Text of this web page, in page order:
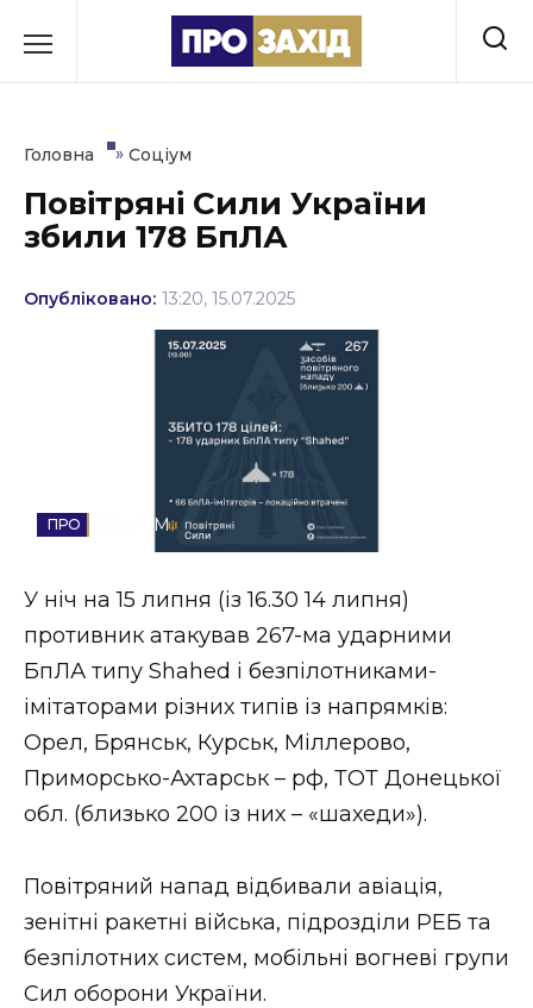
до
Культура
Освіта
Стиль життя
Втрачений Ужгород
Втрачений Ужгород (відеоверсія)
ЗАКАРПАТСЬКІ НОВИНИ
НОВИНИ ЗАХІДНОЇ УКРАЇНИ
ФОТО
Головна » Соціум
Повітряні Сили України
збили 178 БпЛА
Опубліковано: 13:20, 15.07.2025
СОЦІУМ
У ніч на 15 липня (із 16.30 14 липня)
противник атакував 267-ма ударними
БпЛА типу Shahed і безпілотниками-
імітаторами різних типів із напрямків:
Орел, Брянськ, Курськ, Міллерово,
Приморсько-Ахтарськ – рф, ТОТ Донецької
обл. (близько 200 із них – «шахеди»).
Повітряний напад відбивали авіація,
зенітні ракетні війська, підрозділи РЕБ та
безпілотних систем, мобільні вогневі групи
Сил оборони України.